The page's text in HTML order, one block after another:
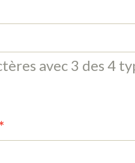
avec 3 des 4